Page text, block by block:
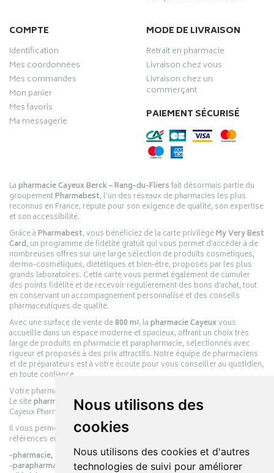
Nous utilisons des
cookies
Nous utilisons des cookies et d'autres
technologies de suivi pour améliorer
COMPTE
Identification
Mes coordonnées
Mes commandes
Mon panier
Mes favoris
Ma messagerie
MODE DE LIVRAISON
Retrait en pharmacie
Livraison chez vous
Livraison chez un
commerçant
PAIEMENT SÉCURISÉ
Lapharmacie Cayeux Berck – Rang-du-Fliersfait désormais partie du
groupementPharmabest, l’un des réseaux de pharmacies les plus
reconnus en France, réputé pour son exigence de qualité, son expertise
et son accessibilité.
Grâce àPharmabest, vous bénéficiez de la carte privilègeMy Very Best
Card, un programme de fidélité gratuit qui vous permet d’accéder à de
nombreuses offres sur une large sélection de produits cosmétiques,
dermo-cosmétiques, diététiques et bien-être, proposés par les plus
grands laboratoires. Cette carte vous permet également de cumuler
des points fidélité et de recevoir régulièrement des bons d’achat, tout
en conservant un accompagnement personnalisé et des conseils
pharmaceutiques de qualité.
Avec une surface de vente de800 m², lapharmacie Cayeuxvous
accueille dans un espace moderne et spacieux, offrant un choix très
large de produits en pharmacie et parapharmacie, sélectionnés avec
rigueur et proposés à des prix attractifs. Notre équipe de pharmaciens
et de préparateurs est à votre écoute pour vous conseiller au quotidien,
en toute confiance.
Votre pharmacie en ligne :
Le sitepharmacie-cayeux.frest le prolongement digital de la pharmacie
Cayeux Pharmabest Berck-sur-Mer – Rang-du-Fliers.
Il vous permet de réaliser vos achats en ligne parmi des milliers de
références en :
-pharmacie,
-parapharmacie,